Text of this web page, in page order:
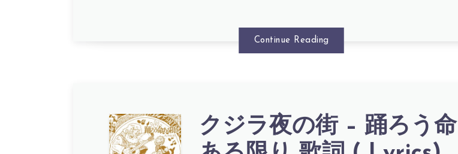
歌
レ
街
Continue Reading
クジラ夜の街 – 踊ろう命